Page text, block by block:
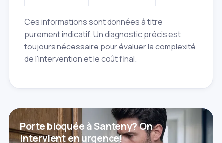
Ces informations sont données à titre
purement indicatif. Un diagnostic précis est
toujours nécessaire pour évaluer la complexité
de l'intervention et le coût final.
Porte bloquée à Santeny? On
intervient en urgence!